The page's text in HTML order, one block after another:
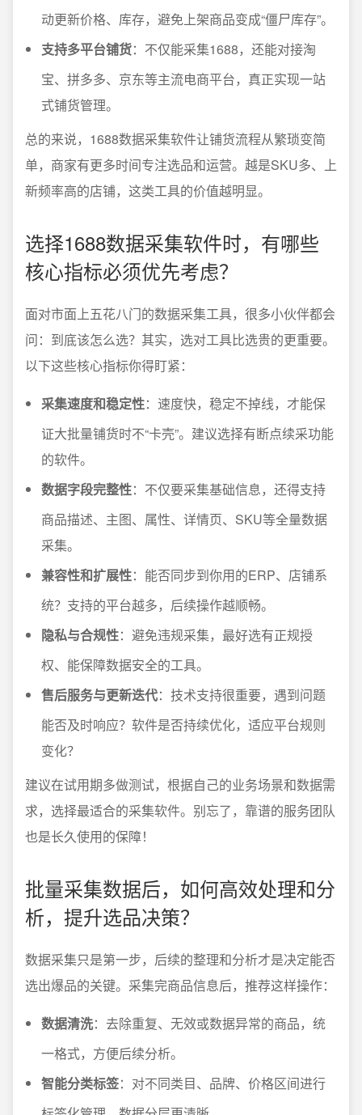
动更新价格、库存，避免上架商品变成“僵尸库存”。
支持多平台铺货：不仅能采集1688，还能对接淘
宝、拼多多、京东等主流电商平台，真正实现一站
式铺货管理。
总的来说，1688数据采集软件让铺货流程从繁琐变简
单，商家有更多时间专注选品和运营。越是SKU多、上
新频率高的店铺，这类工具的价值越明显。
选择1688数据采集软件时，有哪些
核心指标必须优先考虑？
面对市面上五花八门的数据采集工具，很多小伙伴都会
问：到底该怎么选？其实，选对工具比选贵的更重要。
以下这些核心指标你得盯紧：
采集速度和稳定性：速度快，稳定不掉线，才能保
证大批量铺货时不“卡壳”。建议选择有断点续采功能
的软件。
数据字段完整性：不仅要采集基础信息，还得支持
商品描述、主图、属性、详情页、SKU等全量数据
采集。
兼容性和扩展性：能否同步到你用的ERP、店铺系
统？支持的平台越多，后续操作越顺畅。
隐私与合规性：避免违规采集，最好选有正规授
权、能保障数据安全的工具。
售后服务与更新迭代：技术支持很重要，遇到问题
能否及时响应？软件是否持续优化，适应平台规则
变化？
建议在试用期多做测试，根据自己的业务场景和数据需
求，选择最适合的采集软件。别忘了，靠谱的服务团队
也是长久使用的保障！
批量采集数据后，如何高效处理和分
析，提升选品决策？
数据采集只是第一步，后续的整理和分析才是决定能否
选出爆品的关键。采集完商品信息后，推荐这样操作：
数据清洗：去除重复、无效或数据异常的商品，统
一格式，方便后续分析。
智能分类标签：对不同类目、品牌、价格区间进行